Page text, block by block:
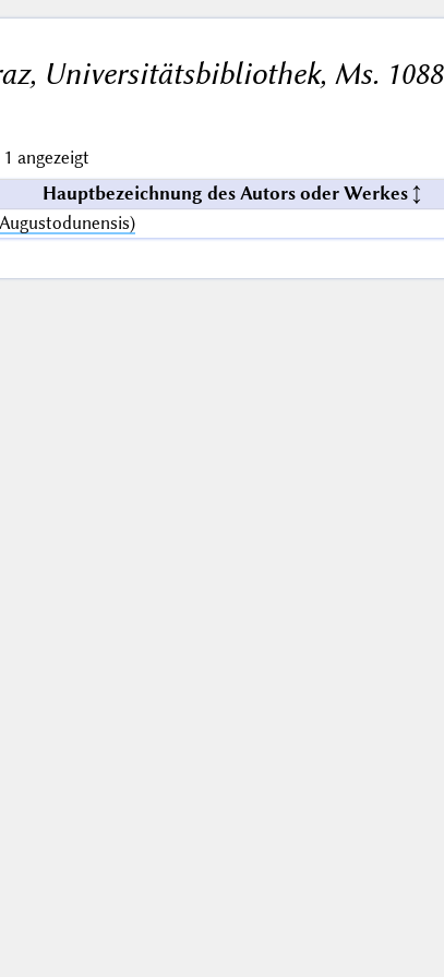
Universitätsbibliothek, Ms. 1088
angezeigt
Hauptbezeichnung des Autors oder Werkes